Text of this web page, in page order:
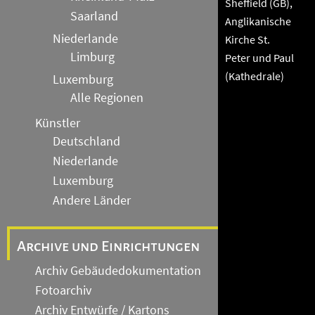
Saarland
Niederlande
Limburg
Luxemburg
Alle Regionen
Künstler
Deutschland
Niederlande
Luxemburg
Andere Länder
Archive und Einrichtungen
Archiv Gebäudedokumentation
Fotoarchiv
Archiv Entwürfe / Kartons
Sheffield (GB),
Anglikanische
Kirche St.
Peter und Paul
(Kathedrale)